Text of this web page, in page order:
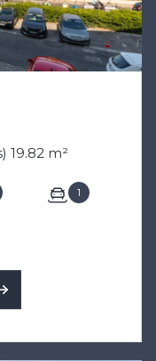
Appartement 1 pièce(s) 19.82 m²
1